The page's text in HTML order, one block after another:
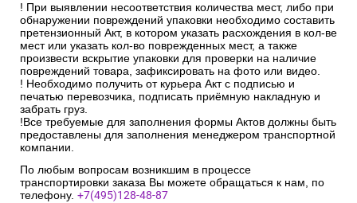
! При выявлении несоответствия количества мест, либо при
обнаружении повреждений упаковки необходимо составить
претензионный Акт, в котором указать расхождения в кол-ве
мест или указать кол-во поврежденных мест, а также
произвести вскрытие упаковки для проверки на наличие
повреждений товара, зафиксировать на фото или видео.
! Необходимо получить от курьера Акт с подписью и
печатью перевозчика, подписать приёмную накладную и
забрать груз.
!Все требуемые для заполнения формы Актов должны быть
предоставлены для заполнения менеджером транспортной
компании.
По любым вопросам возникшим в процессе
транспортировки заказа Вы можете обращаться к нам, по
телефону. +7(495)128-48-87